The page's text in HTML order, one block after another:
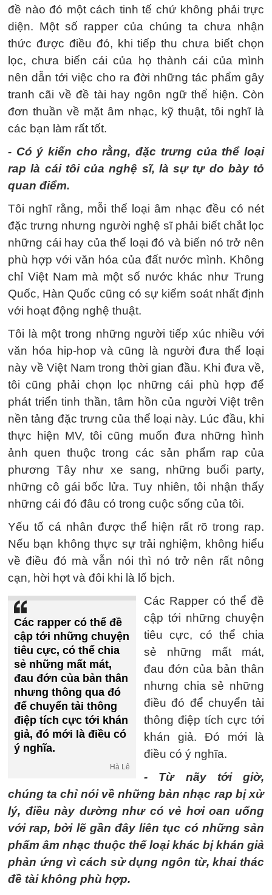
đề nào đó một cách tinh tế chứ không phải trực
diện. Một số rapper của chúng ta chưa nhận
thức được điều đó, khi tiếp thu chưa biết chọn
lọc, chưa biến cái của họ thành cái của mình
nên dẫn tới việc cho ra đời những tác phẩm gây
tranh cãi về đề tài hay ngôn ngữ thể hiện. Còn
đơn thuần về mặt âm nhạc, kỹ thuật, tôi nghĩ là
các bạn làm rất tốt.
- Có ý kiến cho rằng, đặc trưng của thể loại
rap là cái tôi của nghệ sĩ, là sự tự do bày tỏ
quan điểm.
Tôi nghĩ rằng, mỗi thể loại âm nhạc đều có nét
đặc trưng nhưng người nghệ sĩ phải biết chắt lọc
những cái hay của thể loại đó và biến nó trở nên
phù hợp với văn hóa của đất nước mình. Không
chỉ Việt Nam mà một số nước khác như Trung
Quốc, Hàn Quốc cũng có sự kiểm soát nhất định
với hoạt động nghệ thuật.
Tôi là một trong những người tiếp xúc nhiều với
văn hóa hip-hop và cũng là người đưa thể loại
này về Việt Nam trong thời gian đầu. Khi đưa về,
tôi cũng phải chọn lọc những cái phù hợp để
phát triển tinh thần, tâm hồn của người Việt trên
nền tảng đặc trưng của thể loại này. Lúc đầu, khi
thực hiện MV, tôi cũng muốn đưa những hình
ảnh quen thuộc trong các sản phẩm rap của
phương Tây như xe sang, những buổi party,
những cô gái bốc lửa. Tuy nhiên, tôi nhận thấy
những cái đó đâu có trong cuộc sống của tôi.
Yếu tố cá nhân được thể hiện rất rõ trong rap.
Nếu bạn không thực sự trải nghiệm, không hiểu
về điều đó mà vẫn nói thì nó trở nên rất nông
cạn, hời hợt và đôi khi là lố bịch.
Các rapper có thể đề
cập tới những chuyện
tiêu cực, có thể chia
sẻ những mất mát,
đau đớn của bản thân
nhưng thông qua đó
để chuyển tải thông
điệp tích cực tới khán
giả, đó mới là điều có
ý nghĩa.
Hà Lê
Các Rapper có thể đề
cập tới những chuyện
tiêu cực, có thể chia
sẻ những mất mát,
đau đớn của bản thân
nhưng chia sẻ những
điều đó để chuyển tải
thông điệp tích cực tới
khán giả. Đó mới là
điều có ý nghĩa.
- Từ nãy tới giờ,
chúng ta chỉ nói về những bản nhạc rap bị xử
lý, điều này dường như có vẻ hơi oan uổng
với rap, bởi lẽ gần đây liên tục có những sản
phẩm âm nhạc thuộc thể loại khác bị khán giả
phản ứng vì cách sử dụng ngôn từ, khai thác
đề tài không phù hợp.